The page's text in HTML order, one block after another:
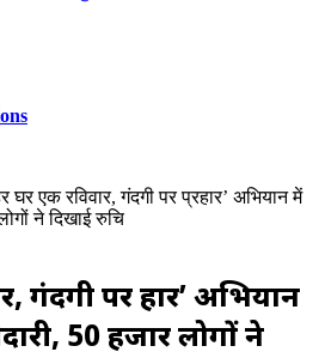
घर एक रविवार, गंदगी पर प्रहार’ अभियान में
ने दिखाई रुचि
गंदगी पर प्रहार’ अभियान
50 हजार लोगों ने